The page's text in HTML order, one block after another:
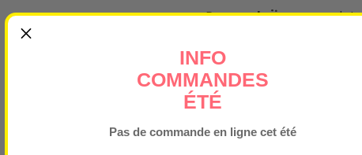
Dans untajineou un plat
Pour parfumer une
Saupoudré sur des
lentilles
Dans une farce maison,
Pour réchauffer une
Le saviez-vous ?
INFO
COMMANDES
ÉTÉ
Pas de commande en ligne cet été